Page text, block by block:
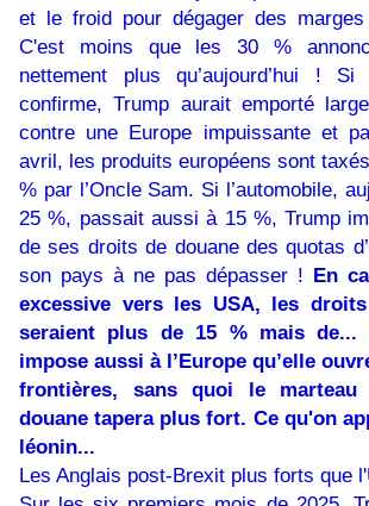
et le froid pour dégager des marges
C'est moins que les 30 %
nettement plus qu’aujourd’hui !
confirme, Trump aurait emporté
contre une Europe impuissante et
avril, les produits européens sont
% par l’Oncle Sam. Si l’automobile,
25 %, passait aussi à 15 %, Trump
de ses droits de douane des quotas
son pays à ne pas dépasser ! En
excessive vers les USA, les
seraient plus de 15 % mais
impose aussi à l’Europe qu’elle
frontières, sans quoi le
douane tapera plus fort. Ce qu'on
léonin...
Les Anglais post-Brexit plus forts que